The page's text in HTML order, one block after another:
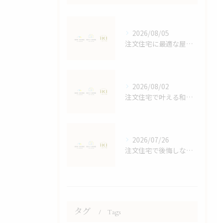
2026/08/05
注文住宅に最適な屋根デザイン術
2026/08/02
注文住宅で叶える和モダンの家づくり鹿児島県鹿児島市大島郡宇検村で失敗しない選び方
2026/07/26
注文住宅で後悔しないスペースと収納計画の立て方と家族4人に最適な間取りの秘訣
タグ Tags